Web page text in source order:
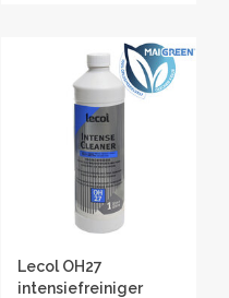
ca 50g
soap-wit-oh-23
soap-oh23-wit
Lecol OH27
intensiefreiniger